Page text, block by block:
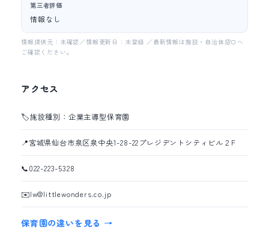
第三者評価
情報なし
情報提供元：未確認／情報更新日：未登録 ／最新情報は施設・自治体窓口へ
ご確認ください。
アクセス
🏷️施設種別：企業主導型保育園
📍宮城県仙台市泉区泉中央1-28-22プレジデントシティビル２F
📞022-223-5328
✉️lw@littlewonders.co.jp
保育園の違いを見る →